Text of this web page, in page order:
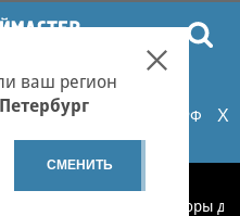
заказов на сайте
НУЦ Минцифры РФ
Подробнее...
X
ваш регион
СМЕНИТЬ
Моторы